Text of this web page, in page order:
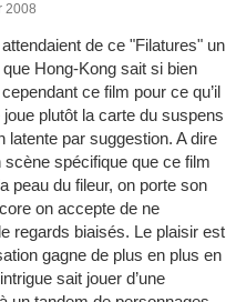
2008
de ce "Filatures" un
Hong-Kong sait si bien
ce film pour ce qu’il
plutôt la carte du suspens
latente par suggestion. A dire
scène spécifique que ce film
peau du fileur, on porte son
on accepte de ne
regards biaisés. Le plaisir est
gagne de plus en plus en
sait jouer d’une